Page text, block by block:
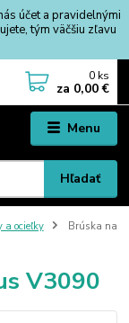
účet a pravidelnými
tým väčšiu zľavu
Menu
Hľadať
0 ks
za 0,00 €
a ocieľky
Brúska na
V3090